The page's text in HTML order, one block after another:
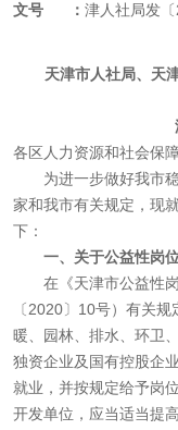
文号 ： 津人社局发
天津市人社局、天
各区人力资源和社会保
为进一步做好我市
家和我市有关规定，现
下：
一、关于公益性岗
在《天津市公益性
〔2020〕10号）有关
暖、园林、排水、环卫
独资企业及国有控股企
就业，并按规定给予岗
开发单位，应当适当提